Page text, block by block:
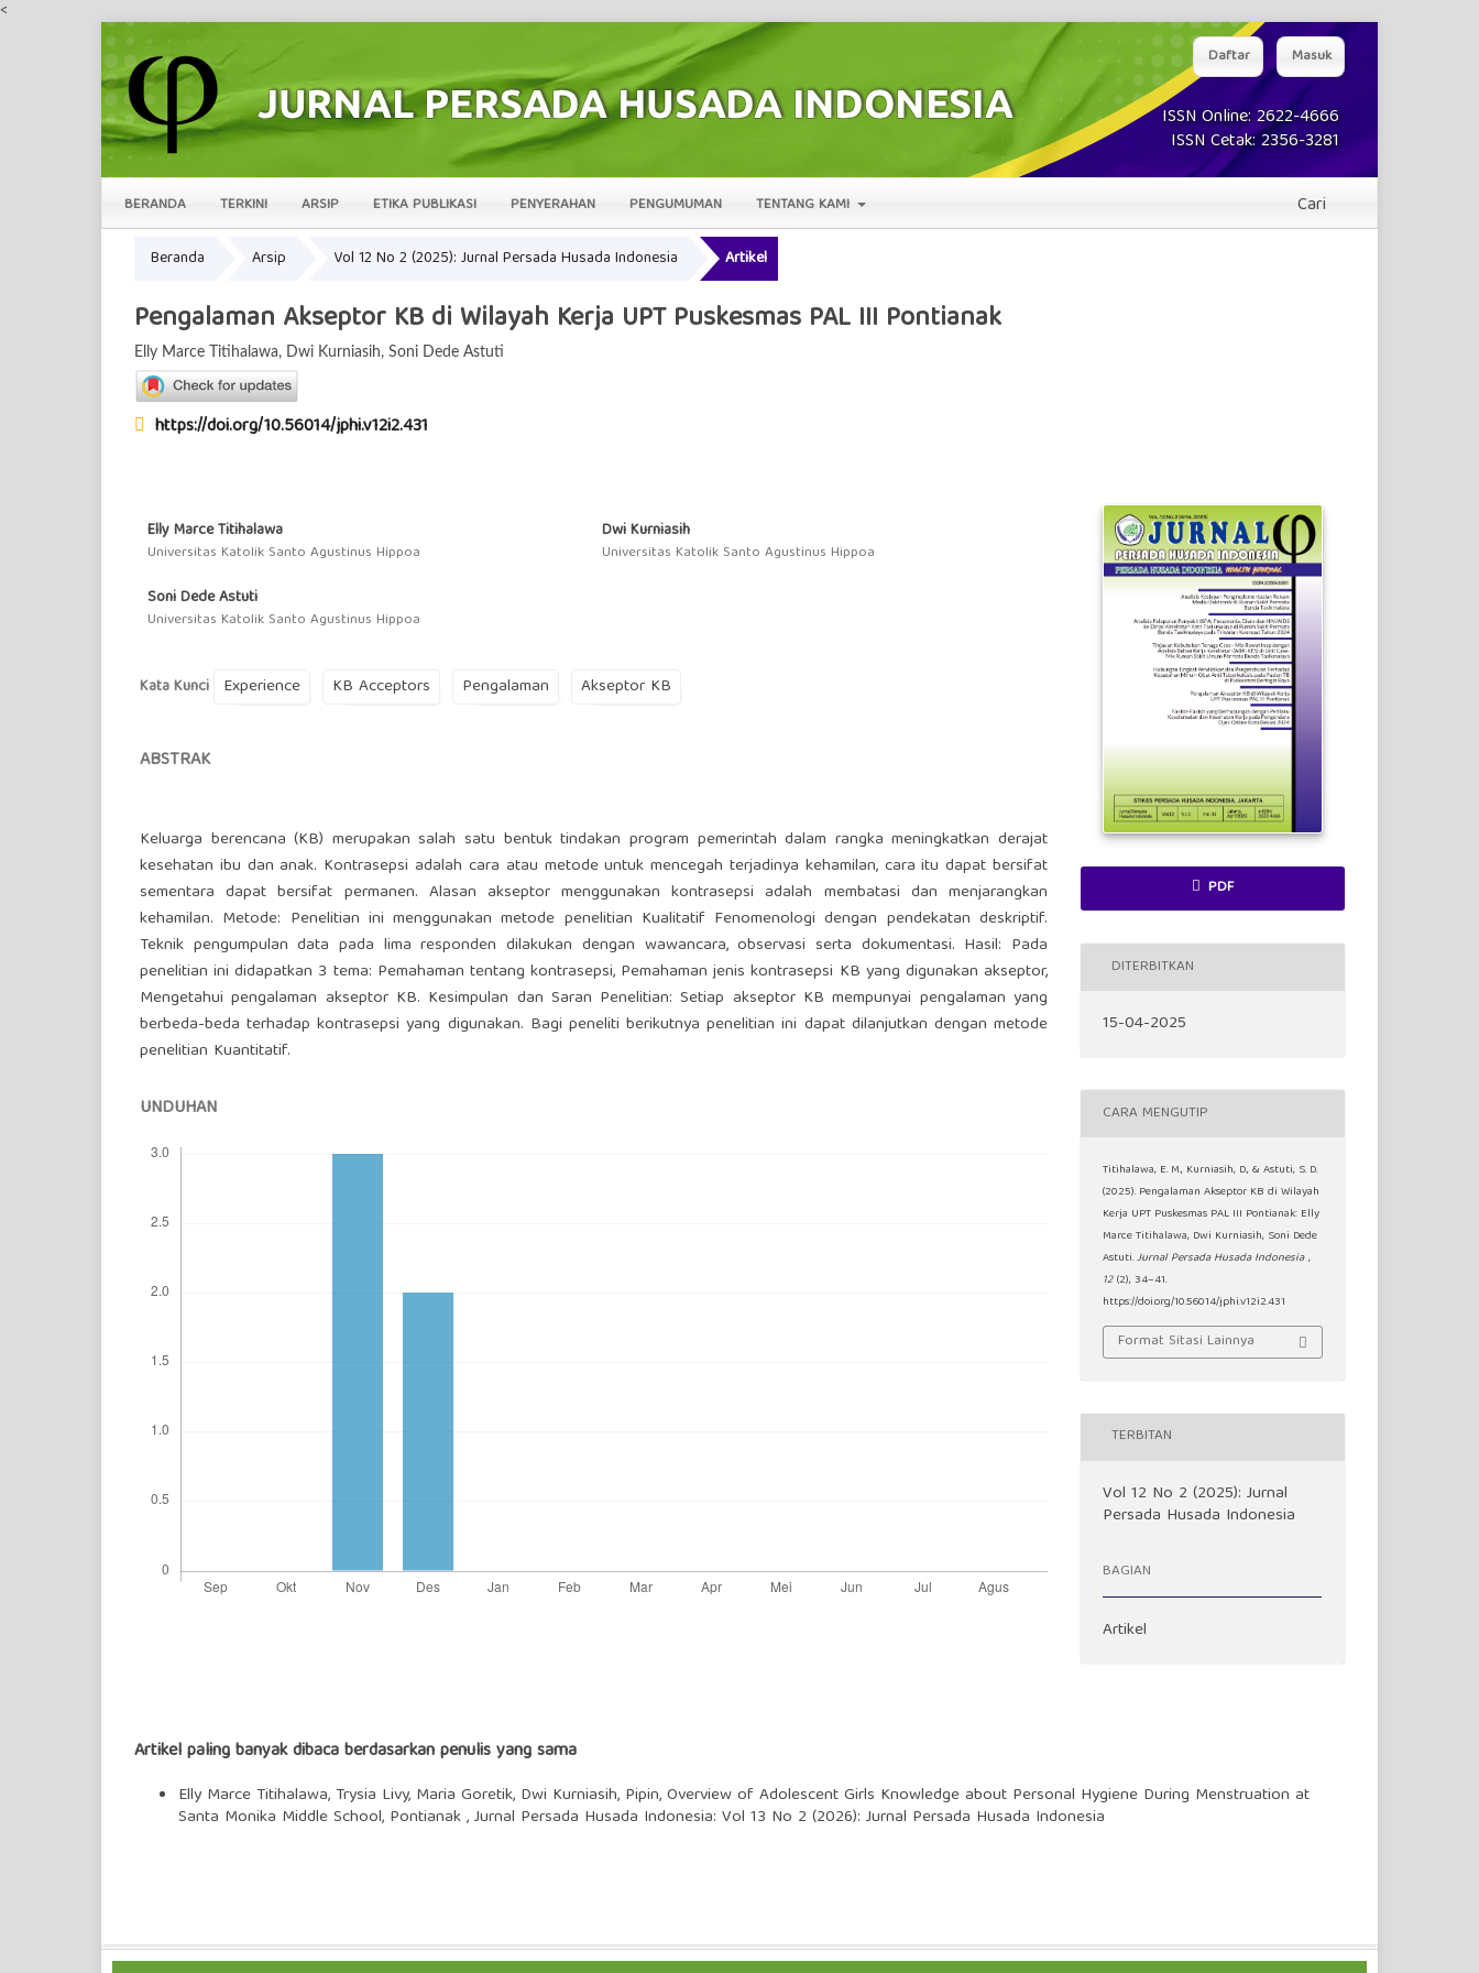
<
ISSN Online: 2622-4666
ISSN Cetak: 2356-3281
BERANDA TERKINI ARSIP ETIKA PUBLIKASI PENYERAHAN PENGUMUMAN TENTANG KAMI Cari
Daftar Masuk
Beranda Arsip Vol 12 No 2 (2025): Jurnal Persada Husada Indonesia Artikel
Pengalaman Akseptor KB di Wilayah Kerja UPT Puskesmas PAL III Pontianak
Elly Marce Titihalawa, Dwi Kurniasih, Soni Dede Astuti
https://doi.org/10.56014/jphi.v12i2.431
Elly Marce Titihalawa
Universitas Katolik Santo Agustinus Hippoa
Dwi Kurniasih
Universitas Katolik Santo Agustinus Hippoa
Soni Dede Astuti
Universitas Katolik Santo Agustinus Hippoa
Kata Kunci Experience KB Acceptors Pengalaman Akseptor KB
ABSTRAK
Keluarga berencana (KB) merupakan salah satu bentuk tindakan program pemerintah dalam rangka meningkatkan derajat
kesehatan ibu dan anak. Kontrasepsi adalah cara atau metode untuk mencegah terjadinya kehamilan, cara itu dapat bersifat
sementara dapat bersifat permanen. Alasan akseptor menggunakan kontrasepsi adalah membatasi dan menjarangkan
kehamilan. Metode: Penelitian ini menggunakan metode penelitian Kualitatif Fenomenologi dengan pendekatan deskriptif.
Teknik pengumpulan data pada lima responden dilakukan dengan wawancara, observasi serta dokumentasi. Hasil: Pada
penelitian ini didapatkan 3 tema: Pemahaman tentang kontrasepsi, Pemahaman jenis kontrasepsi KB yang digunakan akseptor,
Mengetahui pengalaman akseptor KB. Kesimpulan dan Saran Penelitian: Setiap akseptor KB mempunyai pengalaman yang
berbeda-beda terhadap kontrasepsi yang digunakan. Bagi peneliti berikutnya penelitian ini dapat dilanjutkan dengan metode
penelitian Kuantitatif.
UNDUHAN
PDF
DITERBITKAN
15-04-2025
CARA MENGUTIP
Titihalawa, E. M., Kurniasih, D., & Astuti, S. D.
(2025). Pengalaman Akseptor KB di Wilayah
Kerja UPT Puskesmas PAL III Pontianak: Elly
Marce Titihalawa, Dwi Kurniasih, Soni Dede
Astuti.Jurnal Persada Husada Indonesia ,
12 (2), 34–41.
https://doi.org/10.56014/jphi.v12i2.431
Format Sitasi Lainnya
TERBITAN
Vol 12 No 2 (2025): Jurnal
Persada Husada Indonesia
BAGIAN
Artikel
Artikel paling banyak dibaca berdasarkan penulis yang sama
Elly Marce Titihalawa, Trysia Livy, Maria Goretik, Dwi Kurniasih, Pipin,Overview of Adolescent Girls Knowledge about Personal Hygiene During Menstruation at
Santa Monika Middle School, Pontianak,Jurnal Persada Husada Indonesia: Vol 13 No 2 (2026): Jurnal Persada Husada Indonesia